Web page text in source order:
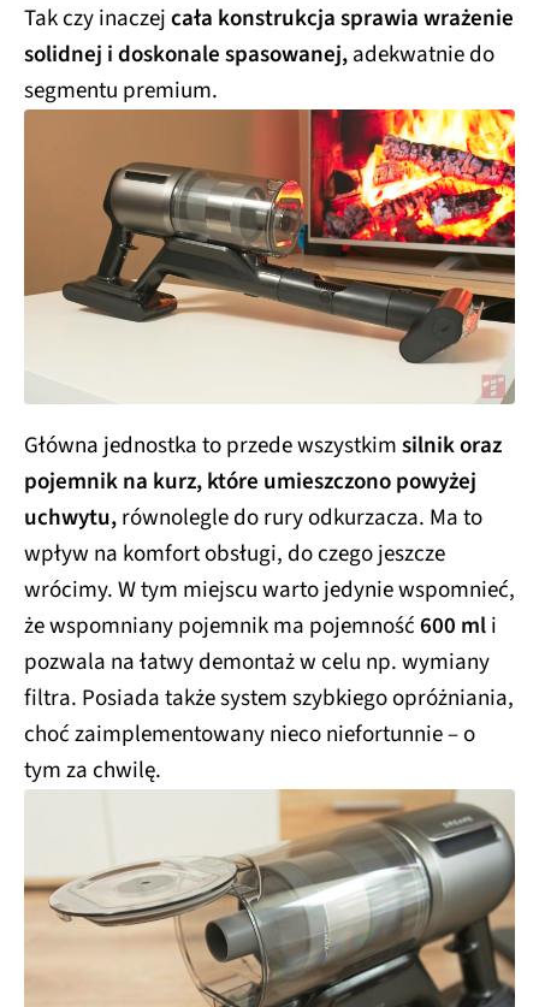
Tak czy inaczejcała konstrukcja sprawia wrażenie
solidnej i doskonale spasowanej,adekwatnie do
segmentu premium.
Główna jednostka to przede wszystkimsilnik oraz
pojemnik na kurz, które umieszczono powyżej
uchwytu,równolegle do rury odkurzacza. Ma to
wpływ na komfort obsługi, do czego jeszcze
wrócimy. W tym miejscu warto jedynie wspomnieć,
że wspomniany pojemnik ma pojemność600 mli
pozwala na łatwy demontaż w celu np. wymiany
filtra. Posiada także system szybkiego opróżniania,
choć zaimplementowany nieco niefortunnie – o
tym za chwilę.